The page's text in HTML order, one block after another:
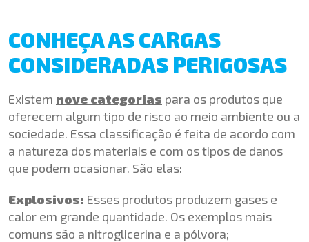
CONHEÇA AS CARGAS
CONSIDERADAS PERIGOSAS
Existem nove categorias para os produtos que
oferecem algum tipo de risco ao meio ambiente ou a
sociedade. Essa classificação é feita de acordo com
a natureza dos materiais e com os tipos de danos
que podem ocasionar. São elas:
Explosivos: Esses produtos produzem gases e
calor em grande quantidade. Os exemplos mais
comuns são a nitroglicerina e a pólvora;